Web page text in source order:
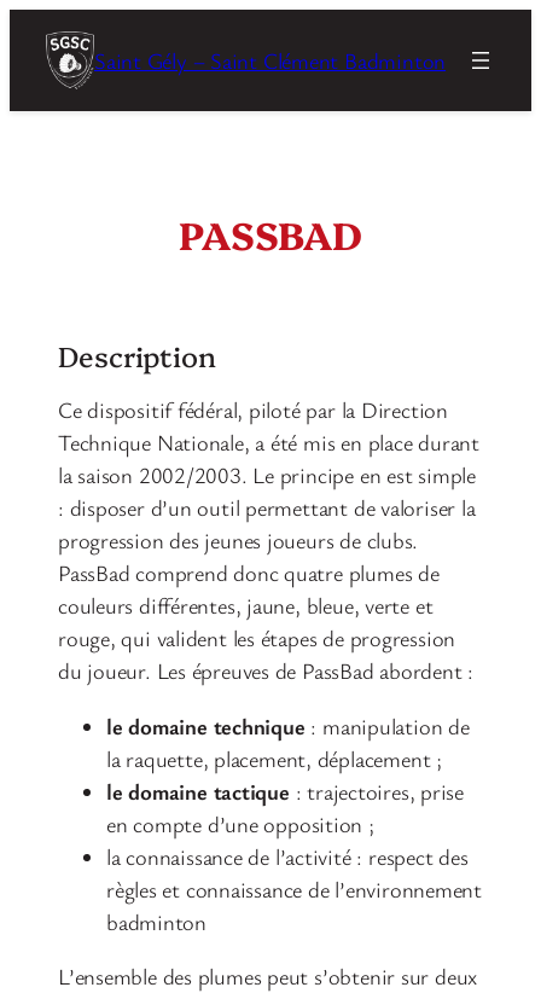
contenu
Saint Gély – Saint Clément Badminton
PASSBAD
Description
Ce dispositif fédéral, piloté par la Direction
Technique Nationale, a été mis en place durant
la saison 2002/2003. Le principe en est simple
: disposer d’un outil permettant de valoriser la
progression des jeunes joueurs de clubs.
PassBad comprend donc quatre plumes de
couleurs différentes, jaune, bleue, verte et
rouge, qui valident les étapes de progression
du joueur. Les épreuves de PassBad abordent :
le domaine technique : manipulation de
la raquette, placement, déplacement ;
le domaine tactique : trajectoires, prise
en compte d’une opposition ;
la connaissance de l’activité : respect des
règles et connaissance de l’environnement
badminton
L’ensemble des plumes peut s’obtenir sur deux